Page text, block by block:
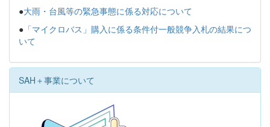
●大雨・台風等の緊急事態に係る対応について
● 「マイクロバス」購入に係る条件付一般競争入札の結果につ
いて
SAH＋事業について